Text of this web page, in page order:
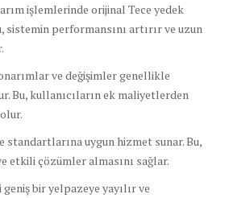
işlemlerinde orijinal Tece yedek
sistemin performansını artırır ve uzun
ve değişimler genellikle
Bu, kullanıcıların ek maliyetlerden
standartlarına uygun hizmet sunar. Bu,
etkili çözümler almasını sağlar.
bir yelpazeye yayılır ve